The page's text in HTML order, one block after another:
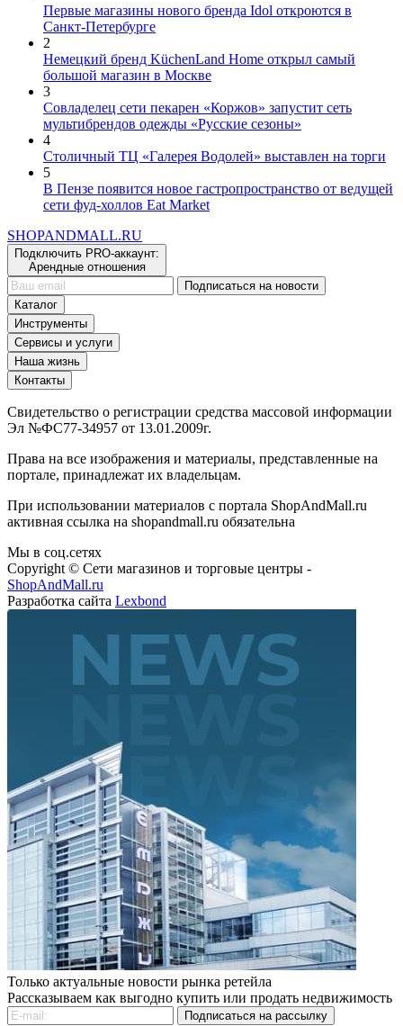
1
Первые магазины нового бренда Idol откроются в
Санкт-Петербурге
2
Немецкий бренд KüchenLand Home открыл самый
большой магазин в Москве
3
Совладелец сети пекарен «Коржов» запустит сеть
мультибрендов одежды «Русские сезоны»
4
Столичный ТЦ «Галерея Водолей» выставлен на торги
5
В Пензе появится новое гастропространство от ведущей
SHOPANDMALL.RU
Подключить PRO-аккаунт:
Арендные отношения
Каталог
Инструменты
Сервисы и услуги
Наша жизнь
Свидетельство о регистрации средства массовой информации
Права на все изображения и материалы, представленные на
При использовании материалов с портала ShopAndMall.ru
Мы в соц.сетях
Copyright © Сети магазинов и торговые центры -
ShopAndMall.ru
Разработка сайта
Только актуальные новости рынка ретейла
Рассказываем как выгодно купить или продать недвижимость